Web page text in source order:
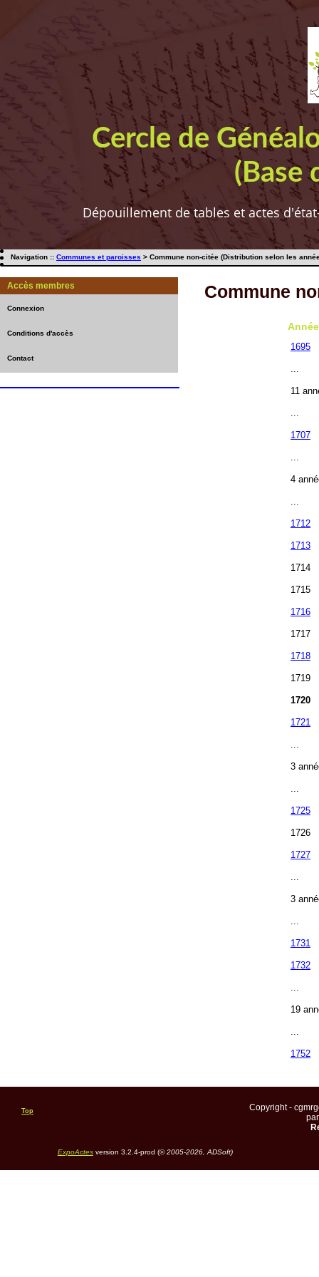
Cercle de
(Base
Dépouillement de tables et actes
Navigation :: Communes et paroisses > Commune non-citée (Distribution selon les
Accès membres
Connexion
Conditions d'accès
Contact
Commune
1695
11
1707
4
1712
1713
1714
1715
1716
1717
1718
1719
1720
1721
3
1725
1726
1727
3
1731
1732
19
1752
Top
Copyright -
ExpoActesversion 3.2.4-prod (©2005-2026, ADSoft)